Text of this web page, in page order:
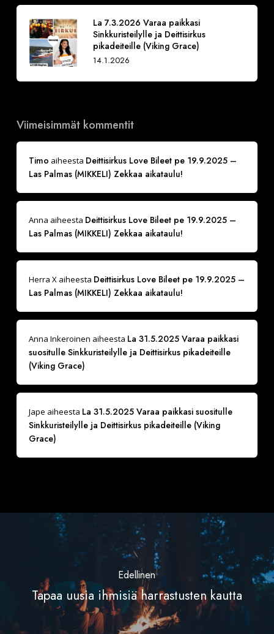
La 7.3.2026 Varaa paikkasi
Sinkkuristeilylle ja Deittisirkus
pikadeiteille (Viking Grace)
14.1.2026
Viimeisimmät kommentit
Timo aiheesta Deittisirkus Love Bileet pe 19.9.2025 –
Las Palmas (MIKKELI) Zekkaa aikataulu!
Anna aiheesta Deittisirkus Love Bileet pe 19.9.2025 –
Las Palmas (MIKKELI) Zekkaa aikataulu!
Herra Xaiheesta Deittisirkus Love Bileet pe 19.9.2025 –
Las Palmas (MIKKELI) Zekkaa aikataulu!
Anna Inkeroinen aiheesta La 31.5.2025 Varaa paikkasi
suositulle Sinkkuristeilylle ja Deittisirkus pikadeiteille
(Viking Grace)
Jape aiheesta La 31.5.2025 Varaa paikkasi suositulle
Sinkkuristeilylle ja Deittisirkus pikadeiteille (Viking
Grace)
Edellinen
Tapaa uusia ihmisiä harrastusten kautta